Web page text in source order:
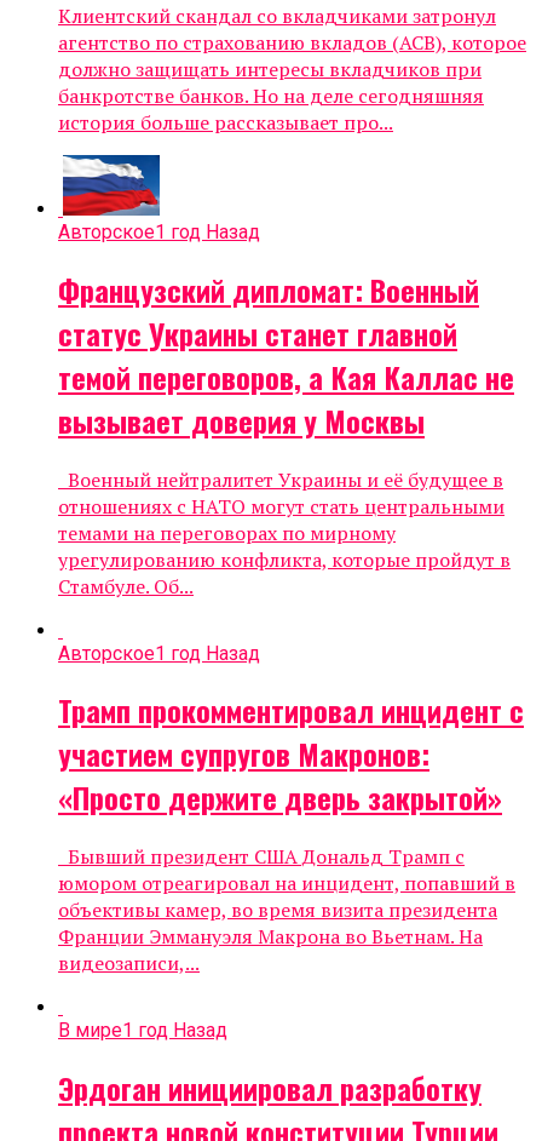
Клиентский скандал со вкладчиками затронул
агентство по страхованию вкладов (АСВ), которое
должно защищать интересы вкладчиков при
банкротстве банков. Но на деле сегодняшняя
история больше рассказывает про...
Авторское1 год Назад
Французский дипломат: Военный
статус Украины станет главной
темой переговоров, а Кая Каллас не
вызывает доверия у Москвы
Военный нейтралитет Украины и её будущее в
отношениях с НАТО могут стать центральными
темами на переговорах по мирному
урегулированию конфликта, которые пройдут в
Стамбуле. Об...
Авторское1 год Назад
Трамп прокомментировал инцидент с
участием супругов Макронов:
«Просто держите дверь закрытой»
Бывший президент США Дональд Трамп с
юмором отреагировал на инцидент, попавший в
объективы камер, во время визита президента
Франции Эммануэля Макрона во Вьетнам. На
видеозаписи,...
В мире1 год Назад
Эрдоган инициировал разработку
проекта новой конституции Турции